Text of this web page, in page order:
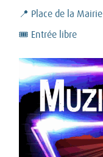
📍 Place de la Mairie
🎟️ Entrée libre